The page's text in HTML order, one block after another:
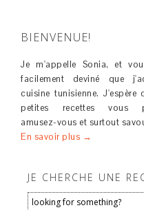
BIENVENUE!
Je m'appelle Sonia, et
facilement deviné que
cuisine tunisienne. J'espère
petites recettes vous
amusez-vous et surtout
En savoir plus →
JE CHERCHE UNE